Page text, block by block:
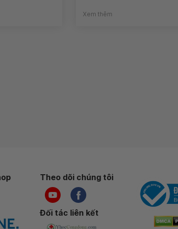
Xem thêm
Theo dõi chúng tôi
Đối tác liên kết